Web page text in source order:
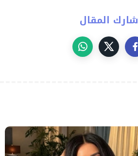
شارك المقال